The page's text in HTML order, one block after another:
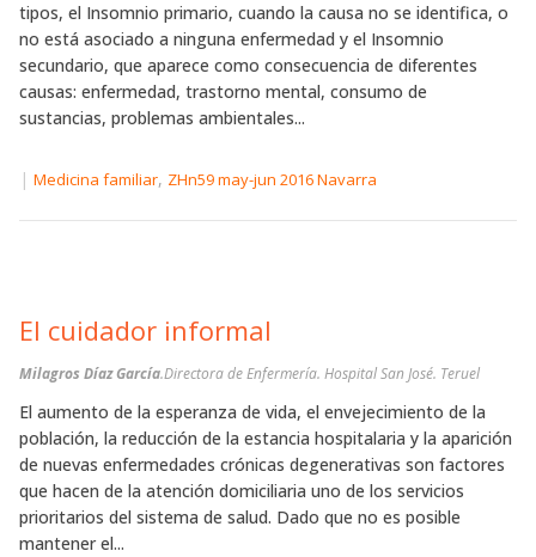
tipos, el Insomnio primario, cuando la causa no se identifica, o
no está asociado a ninguna enfermedad y el Insomnio
secundario, que aparece como consecuencia de diferentes
causas: enfermedad, trastorno mental, consumo de
sustancias, problemas ambientales...
| Medicina familiar, ZHn59 may-jun 2016 Navarra
El cuidador informal
Milagros Díaz García.Directora de Enfermería. Hospital San José. Teruel
El aumento de la esperanza de vida, el envejecimiento de la
población, la reducción de la estancia hospitalaria y la aparición
de nuevas enfermedades crónicas degenerativas son factores
que hacen de la atención domiciliaria uno de los servicios
prioritarios del sistema de salud. Dado que no es posible
mantener el...